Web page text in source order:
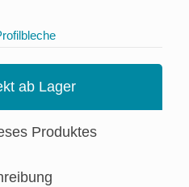
ab Lager
Produktes